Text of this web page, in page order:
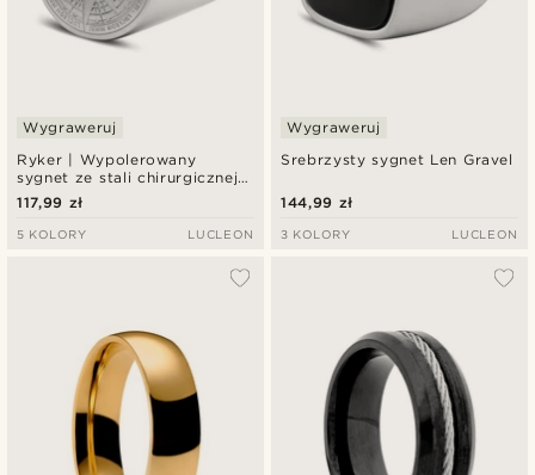
Ryker | Wypolerowany
sygnet ze stali chirurgicznej z
motywem kompasu
Wygraweruj
117,99 zł
5 KOLORY LUCLEON
Srebrzysty sygnet Len Gravel
Wygraweruj
144,99 zł
3 KOLORY LUCLEON